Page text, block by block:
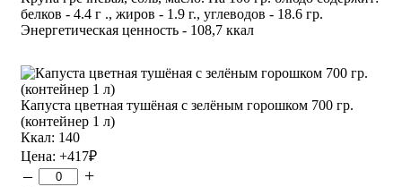
белков - 4.4 г ., жиров - 1.9 г., углеводов - 18.6 гр.
Энергетическая ценность - 108,7 ккал
Капуста цветная тушёная с зелёным горошком 700 гр.
(контейнер 1 л)
Ккал: 140
Цена: +417₽
– +